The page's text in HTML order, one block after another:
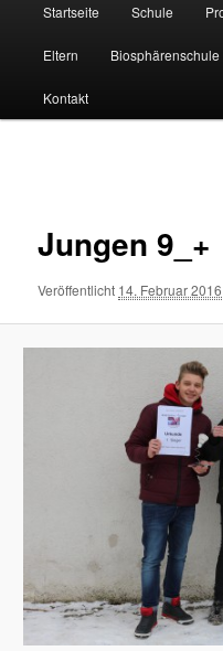
Startseite Schule
Eltern Biosphärenschule
Kontakt
Jungen 9_+
Veröffentlicht 14. Februar 2016